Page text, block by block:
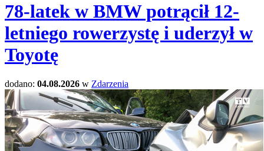
78-latek w BMW potrącił 12-
letniego rowerzystę i uderzył w
Toyotę
dodano: 04.08.2026 w Zdarzenia